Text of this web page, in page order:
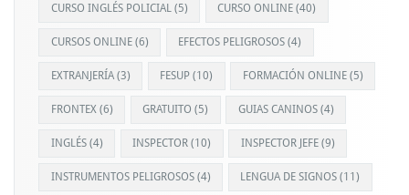
CURSO INGLÉS POLICIAL(5) CURSO ONLINE (40)
CURSOS ONLINE(6) EFECTOS PELIGROSOS (4)
EXTRANJERÍA(3) FESUP (10) FORMACIÓN ONLINE(5)
FRONTEX(6) GRATUITO (5) GUIAS CANINOS(4)
INGLÉS(4) INSPECTOR (10) INSPECTOR JEFE(9)
INSTRUMENTOS PELIGROSOS(4) LENGUA DE SIGNOS (11)